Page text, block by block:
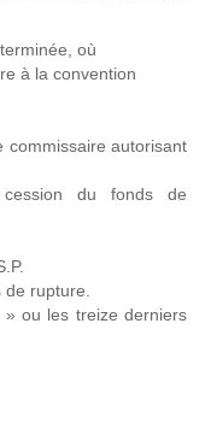
où
à la convention
commissaire autorisant
du fonds de
rupture.
» ou les treize derniers